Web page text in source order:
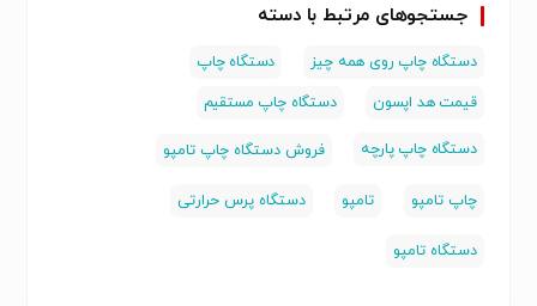
جستجوهای مرتبط با دسته
دستگاه چاپ روی همه چیز
دستگاه چاپ
قیمت هد اپسون
دستگاه چاپ مستقیم
دستگاه چاپ پارچه فروش دستگاه چاپ تامپو
چاپ تامپو تامپو دستگاه پرس حرارتی
دستگاه تامپو